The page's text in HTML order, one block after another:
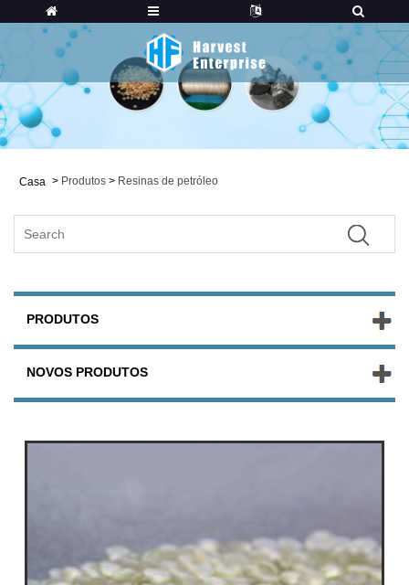
Casa > Produtos > Resinas de petróleo
PRODUTOS
NOVOS PRODUTOS